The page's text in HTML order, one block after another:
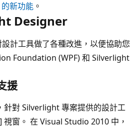
新功能 。
Designer
計工具做了各種改進，以便協助您
Foundation (WPF) 和 Silverlight
援
對 Silverlight 專案提供的設計工
窗。 在 Visual Studio 2010 中，